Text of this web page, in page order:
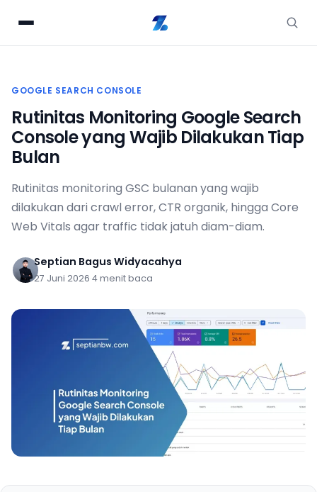
GOOGLE SEARCH CONSOLE
Rutinitas Monitoring Google Search
Console yang Wajib Dilakukan Tiap
Bulan
Rutinitas monitoring GSC bulanan yang wajib
dilakukan dari crawl error, CTR organik, hingga Core
Web Vitals agar traffic tidak jatuh diam-diam.
Septian Bagus Widyacahya
27 Juni 2026 4 menit baca